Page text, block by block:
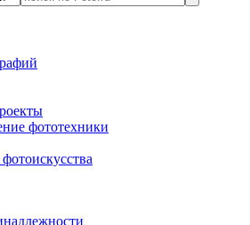
фототехники